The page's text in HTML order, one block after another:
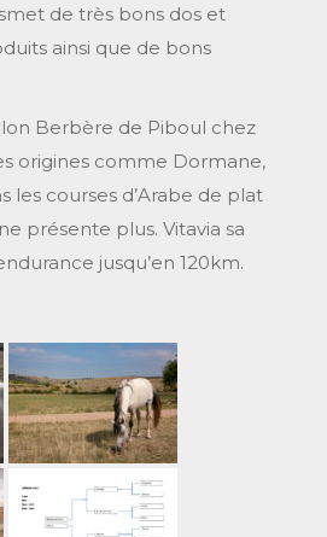
de très bons dos et
ainsi que de bons
Berbère de Piboul chez
origines comme Dormane,
les courses d’Arabe de plat
présente plus. Vitavia sa
jusqu’en 120km.